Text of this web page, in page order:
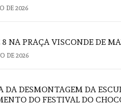
DE 2026
NA PRAÇA VISCONDE DE
DE 2026
DA DESMONTAGEM DA
DO FESTIVAL DO